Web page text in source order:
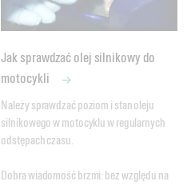
Jak sprawdzać olej silnikowy do
motocykli
Należy sprawdzać poziom i stan oleju
silnikowego w motocyklu w regularnych
odstępach czasu.
Dobra wiadomość brzmi: bez względu na